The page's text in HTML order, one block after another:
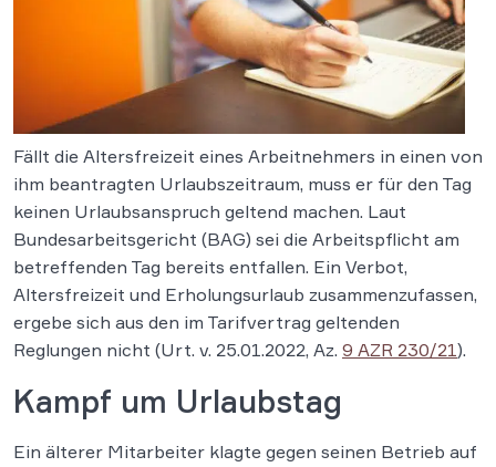
Fällt die Altersfreizeit eines Arbeitnehmers in einen von
ihm beantragten Urlaubszeitraum, muss er für den Tag
keinen Urlaubsanspruch geltend machen. Laut
Bundesarbeitsgericht (BAG) sei die Arbeitspflicht am
betreffenden Tag bereits entfallen. Ein Verbot,
Altersfreizeit und Erholungsurlaub zusammenzufassen,
ergebe sich aus den im Tarifvertrag geltenden
Reglungen nicht (Urt. v. 25.01.2022, Az. 9 AZR 230/21).
Kampf um Urlaubstag
Ein älterer Mitarbeiter klagte gegen seinen Betrieb auf